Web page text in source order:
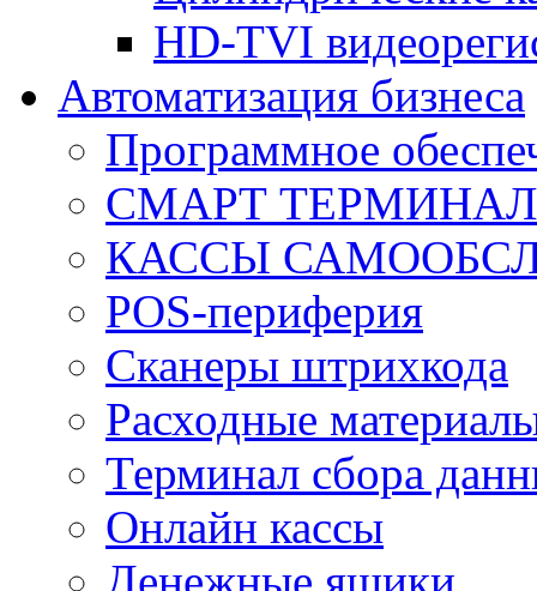
HD-TVI
Автоматизация бизнеса
Программное
СМАРТ
КАССЫ
POS-периферия
Сканеры штрихкода
Расходные
Терминал сбора
Онлайн кассы
Денежные ящики